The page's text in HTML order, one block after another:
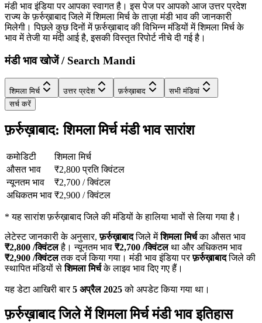
मंडी भाव इंडिया पर आपका स्वागत है। इस पेज पर आपको आज उत्तर प्रदेश
राज्य के फ़र्रुख़ाबाद जिले में शिमला मिर्च के ताज़ा मंडी भाव की जानकारी
मिलेगी। पिछले कुछ दिनों में फ़र्रुख़ाबाद की विभिन्न मंडियों में शिमला मिर्च के
भाव में तेजी या मंदी आई है, इसकी विस्तृत रिपोर्ट नीचे दी गई है।
मंडी भाव खोजें / Search Mandi
शिमला मिर्च उत्तर प्रदेश फ़र्रुख़ाबाद
सभी मंडियां
सर्च करें
फ़र्रुख़ाबाद: शिमला मिर्च मंडी भाव सारांश
कमोडिटी
शिमला मिर्च
औसत भाव
₹2,800 प्रति क्विंटल
न्यूनतम भाव
₹2,700 /क्विंटल
अधिकतम भाव ₹2,900 /क्विंटल
*यह सारांश फ़र्रुख़ाबाद जिले की मंडियों के हालिया भावों से लिया गया है।
लेटेस्ट जानकारी के अनुसार,फ़र्रुख़ाबादजिले मेंशिमला मिर्चका औसत भाव
₹2,800 /क्विंटलहै। न्यूनतम भाव ₹2,700 /क्विंटलथा और अधिकतम भाव
₹2,900 /क्विंटलतक दर्ज किया गया। मंडी भाव इंडिया परफ़र्रुख़ाबादजिले की
स्थापित मंडियों सेशिमला मिर्चके लाइव भाव दिए गए हैं।
यह डेटा आखिरी बार5 अप्रैल 2025को अपडेट किया गया था।
फ़र्रुख़ाबाद जिले में शिमला मिर्च मंडी भाव इतिहास